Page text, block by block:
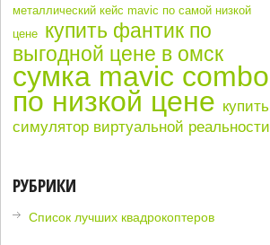
металлический кейс mavic по самой низкой
цене купить фантик по
выгодной цене в омск
сумка mavic combo
по низкой цене купить
симулятор виртуальной реальности
РУБРИКИ
Список лучших квадрокоптеров